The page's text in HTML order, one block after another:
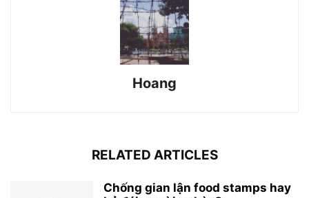
Hoang
RELATED ARTICLES
Chống gian lận food stamps hay